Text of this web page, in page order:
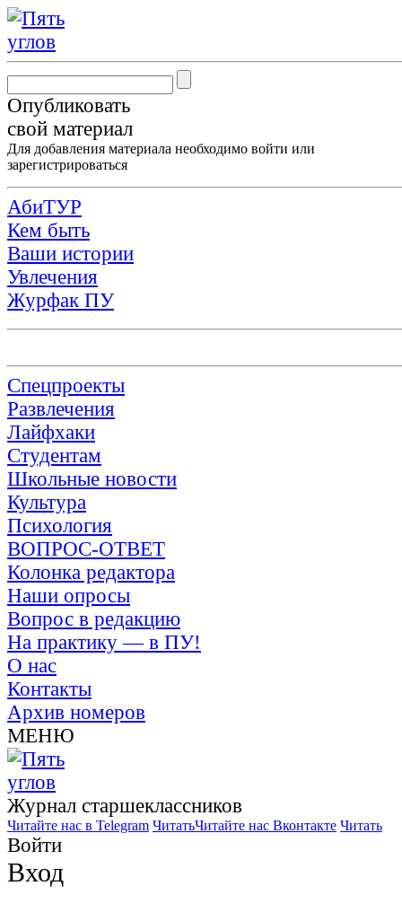
Опубликовать
свой материал
Для добавления материала необходимо войти или
зарегистрироваться
АбиТУР
Кем быть
Ваши истории
Увлечения
Журфак ПУ
Спецпроекты
Развлечения
Лайфхаки
Студентам
Школьные новости
Культура
Психология
ВОПРОС-ОТВЕТ
Колонка редактора
Наши опросы
Вопрос в редакцию
На практику — в ПУ!
О нас
Контакты
Архив номеров
МЕНЮ
Журнал старшекласcников
Читайте нас в Telegram ЧитатьЧитайте нас Вконтакте Читать
Войти
Вход